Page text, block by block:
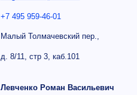
+7 495 959-46-01
Малый Толмачевский пер.,
д. 8/11, стр 3, каб.101
Левченко Роман Васильевич